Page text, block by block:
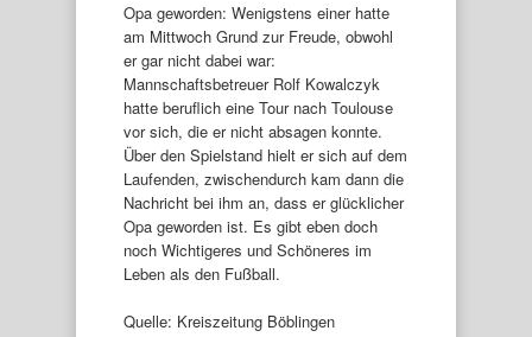
Opa geworden: Wenigstens einer hatte
am Mittwoch Grund zur Freude, obwohl
er gar nicht dabei war:
Mannschaftsbetreuer Rolf Kowalczyk
hatte beruflich eine Tour nach Toulouse
vor sich, die er nicht absagen konnte.
Über den Spielstand hielt er sich auf dem
Laufenden, zwischendurch kam dann die
Nachricht bei ihm an, dass er glücklicher
Opa geworden ist. Es gibt eben doch
noch Wichtigeres und Schöneres im
Leben als den Fußball.
Quelle: Kreiszeitung Böblingen